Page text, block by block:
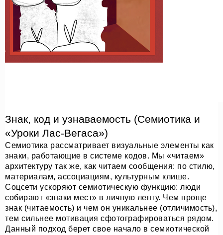
Знак, код и узнаваемость (Семиотика и
«Уроки Лас-Вегаса»)
Семиотика рассматривает визуальные элементы как
знаки, работающие в системе кодов. Мы «читаем»
архитектуру так же, как читаем сообщения: по стилю,
материалам, ассоциациям, культурным клише.
Соцсети ускоряют семиотическую функцию: люди
собирают «знаки мест» в личную ленту. Чем проще
знак (читаемость) и чем он уникальнее (отличимость),
тем сильнее мотивация сфотографироваться рядом.
Данный подход берет свое начало в семиотической